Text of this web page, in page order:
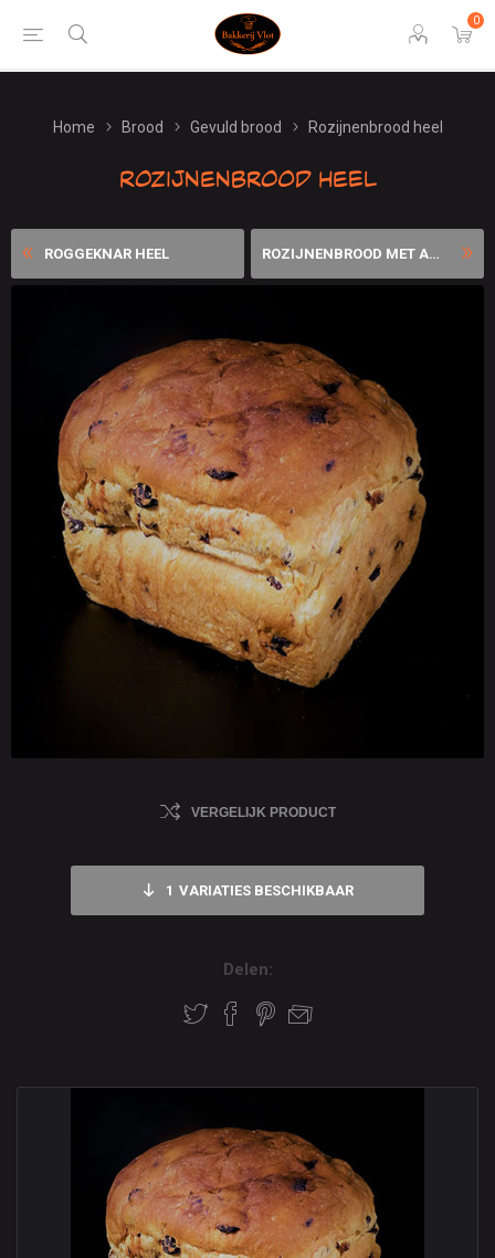
0
Home Brood Gevuld brood Rozijnenbrood heel
Rozijnenbrood heel
ROGGEKNAR HEEL ROZIJNENBROOD MET AMANDELSP...
VERGELIJK PRODUCT
1 VARIATIES BESCHIKBAAR
Delen: